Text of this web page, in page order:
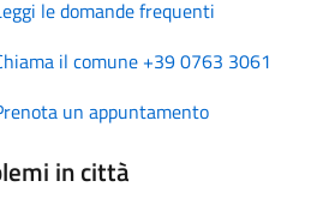
le domande frequenti
il comune +39 0763 3061
un appuntamento
in città